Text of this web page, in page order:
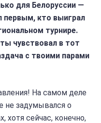
для Белоруссии —
первым, кто выиграл
турнире.
чувствовал в тот
с твоими парами
На самом деле
не задумывался о
хотя сейчас, конечно,